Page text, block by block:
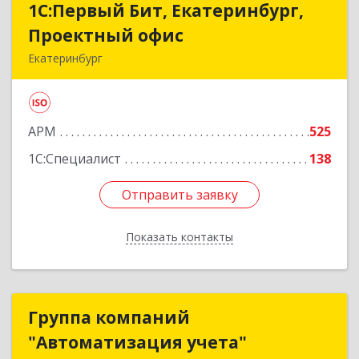
1С:Первый Бит, Екатеринбург,
Проектный офис
Екатеринбург
АРМ
525
1С:Специалист
138
Отправить заявку
Показать контакты
1С:Первый Бит, Екатеринбург,
Проектный офис
Подробнее
Отправить заявку
Назад
Группа компаний
"Автоматизация учета"
Группа компаний
"Автоматизация учета"